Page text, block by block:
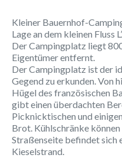
Kleiner Bauernhof-
Lage an dem kleinen Fluss
Der Campingplatz liegt
Eigentümer entfernt.
Der Campingplatz ist der
Gegend zu erkunden. Von
Hügel des französischen
gibt einen überdachten
Picknicktischen und
Brot. Kühlschränke
Straßenseite befindet sich
Kieselstrand.